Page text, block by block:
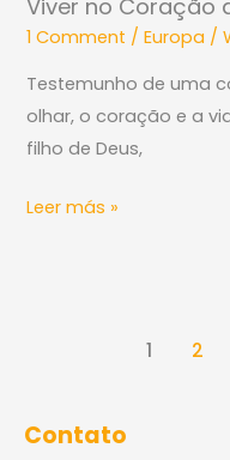
Viver no Coração
1 Comment /Europa /
Testemunho de uma
olhar, o coração e a
filho de Deus,
Coração
de
Maria
Leer más »
1 2
Contato